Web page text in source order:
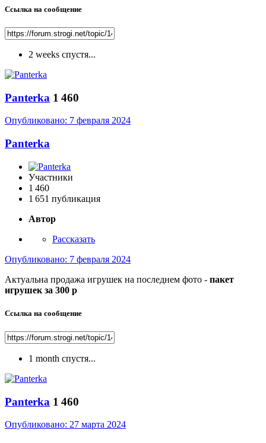
Ссылка на сообщение
2 weeks спустя...
Panterka 1 460
Опубликовано: 7 февраля 2024
Panterka
Участники
1 460
1 651 публикация
Автор
Рассказать
Опубликовано: 7 февраля 2024
Актуальна продажа игрушек на последнем фото - пакет
игрушек за 300 р
Ссылка на сообщение
1 month спустя...
Panterka 1 460
Опубликовано: 27 марта 2024